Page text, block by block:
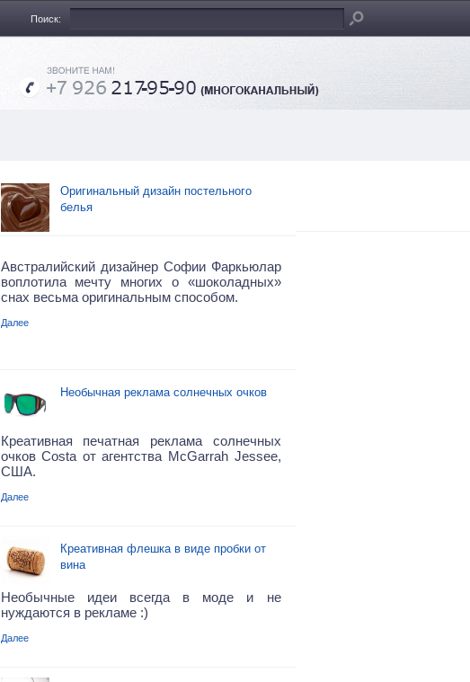
Поиск:
Оригинальный дизайн постельного
белья
Австралийский дизайнер Софии Фаркьюлар
воплотила мечту многих о «шоколадных»
снах весьма оригинальным способом.
Далее
Необычная реклама солнечных очков
Креативная печатная реклама солнечных
очков Costa от агентства McGarrah Jessee,
США.
Далее
Креативная флешка в виде пробки от
вина
Необычные идеи всегда в моде и не
нуждаются в рекламе :)
Далее